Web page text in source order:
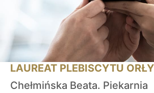
LAUREAT PLEBISCYTU ORŁY
Chełmińska Beata. Piekarnia